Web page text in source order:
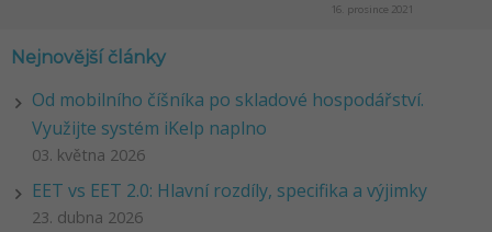
16. prosince 2021
Nejnovější články
Od mobilního číšníka po skladové hospodářství.
Využijte systém iKelp naplno
03. května 2026
EET vs EET 2.0: Hlavní rozdíly, specifika a výjimky
23. dubna 2026